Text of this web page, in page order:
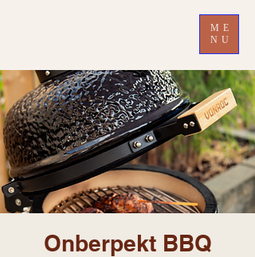
ME
NU
Onberpekt BBQ